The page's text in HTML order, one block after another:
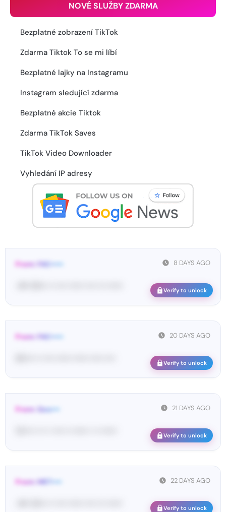
NOVÉ SLUŽBY ZDARMA
Bezplatné zobrazení TikTok
Zdarma Tiktok To se mi líbí
Bezplatné lajky na Instagramu
Instagram sledující zdarma
Bezplatné akcie Tiktok
Zdarma TikTok Saves
TikTok Video Downloader
Vyhledání IP adresy
8 DAYS AGO
From: FAC•••••
Verify to unlock
20 DAYS AGO
From: FAC•••••
Verify to unlock
21 DAYS AGO
From: Goo•••
Verify to unlock
22 DAYS AGO
From: MET••••
Verify to unlock